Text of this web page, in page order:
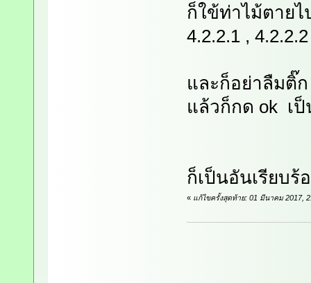
ก็ใข้ท่าไม้ตาย
4.2.2.1 ,
และก็อย่าลืมติ๊ก
แล้วก็กด ok เป็
ก็เป็นอันเรียบร้
« แก้ไขครั้งสุดท้าย: 01 มีนาคม 2017,